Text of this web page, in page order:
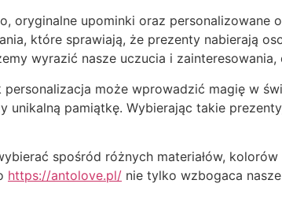
oryginalne upominki oraz personalizowane
które sprawiają, że prezenty nabierają
wyrazić nasze uczucia i
może wprowadzić magię w
pamiątkę. Wybierając takie
spośród różnych materiałów,
https://antolove.pl/ nie tylko wzbogaca